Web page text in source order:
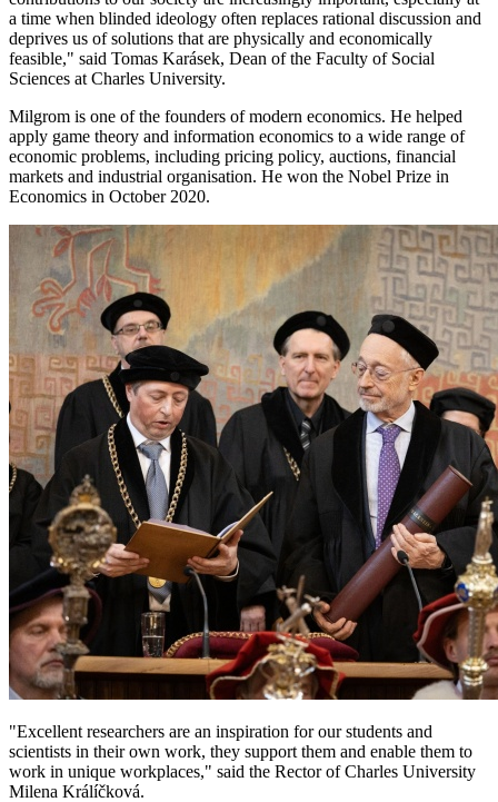
a time when blinded ideology often replaces rational discussion and
deprives us of solutions that are physically and economically
feasible," said Tomas Karásek, Dean of the Faculty of Social
Sciences at Charles University.
Milgrom is one of the founders of modern economics. He helped
apply game theory and information economics to a wide range of
economic problems, including pricing policy, auctions, financial
markets and industrial organisation. He won the Nobel Prize in
Economics in October 2020.
"Excellent researchers are an inspiration for our students and
scientists in their own work, they support them and enable them to
work in unique workplaces," said the Rector of Charles University
Milena Králíčková.